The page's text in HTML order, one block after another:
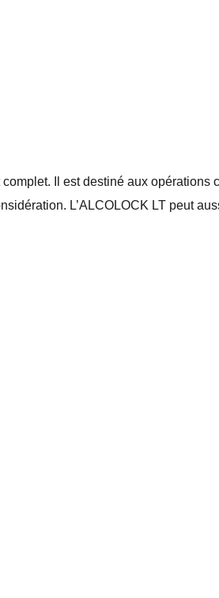
Il est destiné aux opérations
L’ALCOLOCK LT peut